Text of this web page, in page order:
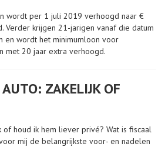
wordt per 1 juli 2019 verhoogd naar €
Verder krijgen 21-jarigen vanaf die datum
en wordt het minimumloon voor
met 20 jaar extra verhoogd.
ZAKELIJK OF
houd ik hem liever privé? Wat is fiscaal
mij de belangrijkste voor- en nadelen